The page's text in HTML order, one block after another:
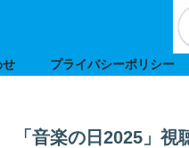
せ プライバシーポリシー
「音楽の日2025」